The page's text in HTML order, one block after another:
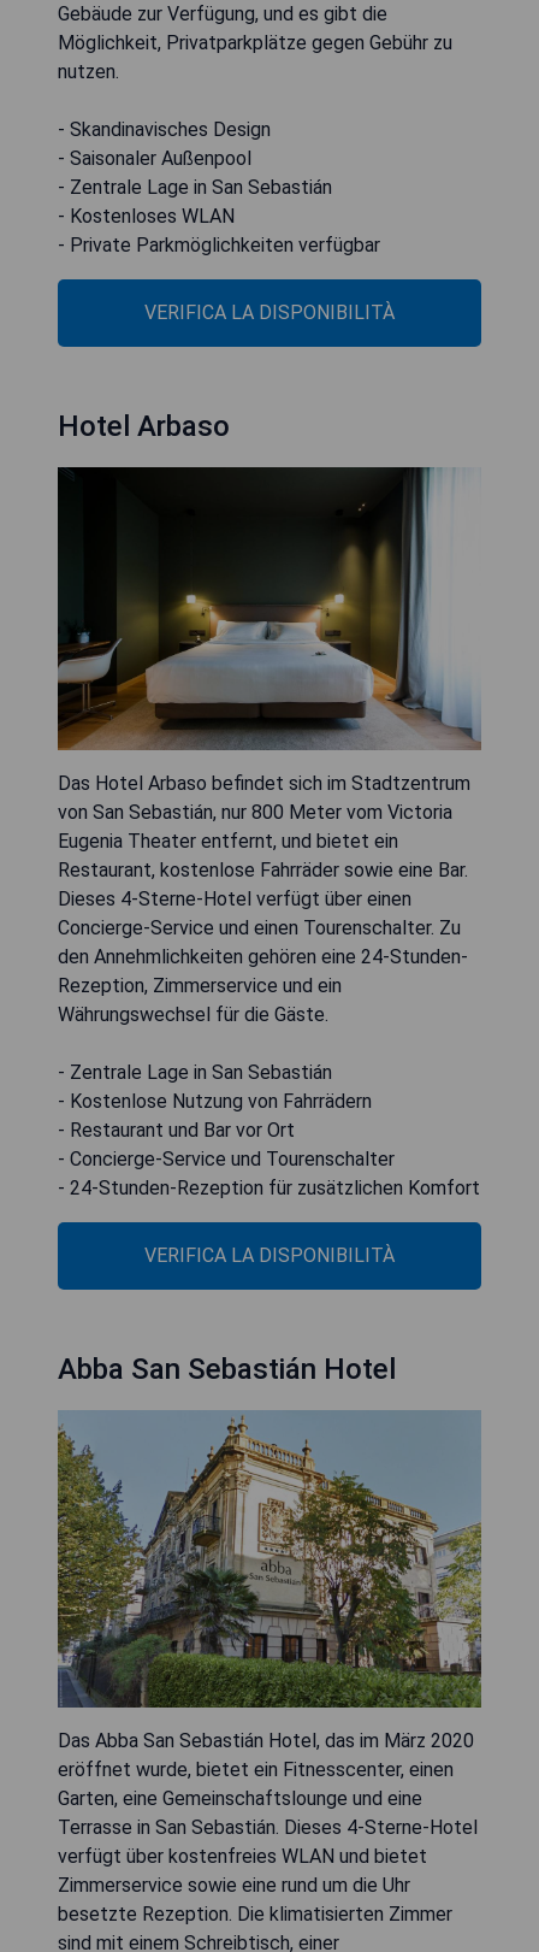
Gebäude zur Verfügung, und es gibt die
Möglichkeit, Privatparkplätze gegen Gebühr zu
nutzen.
- Skandinavisches Design
- Saisonaler Außenpool
- Zentrale Lage in San Sebastián
- Kostenloses WLAN
- Private Parkmöglichkeiten verfügbar
VERIFICA LA DISPONIBILITÀ
Hotel Arbaso
Das Hotel Arbaso befindet sich im Stadtzentrum
von San Sebastián, nur 800 Meter vom Victoria
Eugenia Theater entfernt, und bietet ein
Restaurant, kostenlose Fahrräder sowie eine Bar.
Dieses 4-Sterne-Hotel verfügt über einen
Concierge-Service und einen Tourenschalter. Zu
den Annehmlichkeiten gehören eine 24-Stunden-
Rezeption, Zimmerservice und ein
Währungswechsel für die Gäste.
- Zentrale Lage in San Sebastián
- Kostenlose Nutzung von Fahrrädern
- Restaurant und Bar vor Ort
- Concierge-Service und Tourenschalter
- 24-Stunden-Rezeption für zusätzlichen Komfort
VERIFICA LA DISPONIBILITÀ
Abba San Sebastián Hotel
Das Abba San Sebastián Hotel, das im März 2020
eröffnet wurde, bietet ein Fitnesscenter, einen
Garten, eine Gemeinschaftslounge und eine
Terrasse in San Sebastián. Dieses 4-Sterne-Hotel
verfügt über kostenfreies WLAN und bietet
Zimmerservice sowie eine rund um die Uhr
besetzte Rezeption. Die klimatisierten Zimmer
sind mit einem Schreibtisch, einer